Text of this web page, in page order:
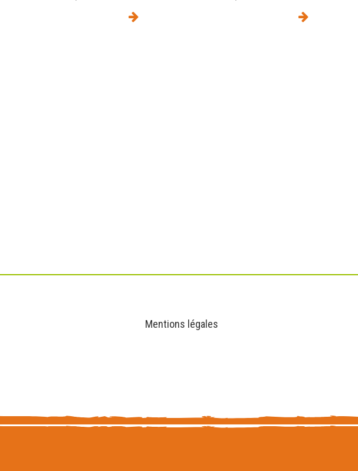
Mentions légales